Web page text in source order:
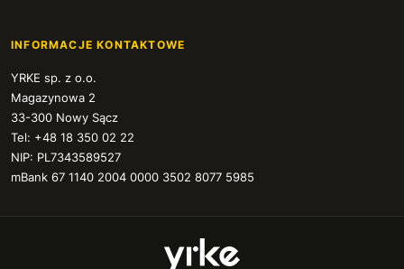
INFORMACJE KONTAKTOWE
YRKE sp. z o.o.
Magazynowa 2
33-300 Nowy Sącz
Tel: +48 18 350 02 22
NIP: PL7343589527
mBank 67 1140 2004 0000 3502 8077 5985